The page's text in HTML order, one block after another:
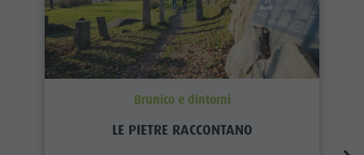
Brunico e dintorni
LE PIETRE RACCONTANO